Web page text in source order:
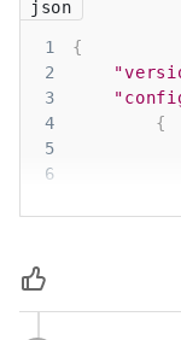
json
1
{
2
3
4
{
5
6
10